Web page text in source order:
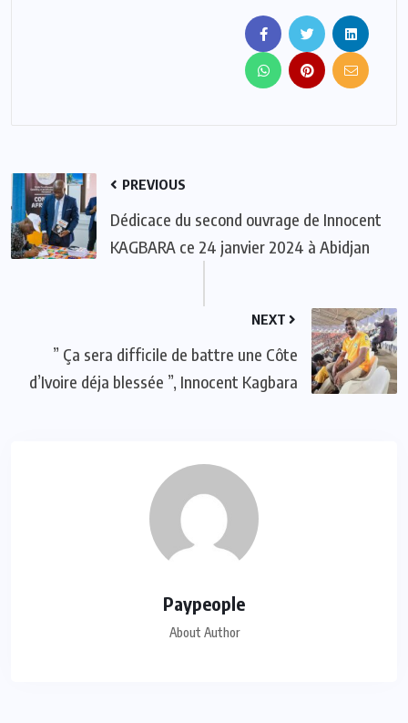
PREVIOUS
Dédicace du second ouvrage de Innocent
KAGBARA ce 24 janvier 2024 à Abidjan
NEXT
” Ça sera difficile de battre une Côte
d’Ivoire déja blessée ”, Innocent Kagbara
Paypeople
About Author